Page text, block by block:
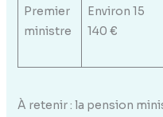
Premier
ministre
Environ 15
140 €
À retenir : la pension